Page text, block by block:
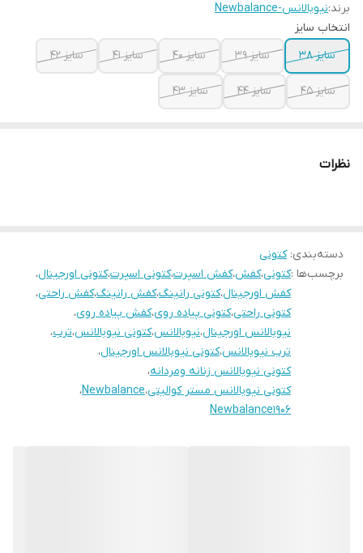
برند:نیوبالانس-Newbalance
انتخاب سایز
سایز ۳۸
سایز ۳۹ سایز ۴۰ سایز ۴۱ سایز ۴۲
سایز ۴۵ سایز ۴۴ سایز ۴۳
نظرات
دسته‌بندی:کتونی
برچسب‌ها :کتونی،کفش،کفش اسپرت،کتونی اسپرت،کتونی اورجینال،
کفش اورجینال،کتونی رانینگ،کفش رانینگ،کفش راحتی،
کتونی راحتی،کتونی پیاده روی،کفش پیاده روی،
نیوبالانس اورجینال،نیوبالانس،کتونی نیوبالانس،ترب،
ترب نیوبالانس،کتونی نیوبالانس اورجینال،
کتونی نیوبالانس زنانه ومردانه،
کتونی نیوبالانس مستر کوالیتی،Newbalance،
Newbalance1906